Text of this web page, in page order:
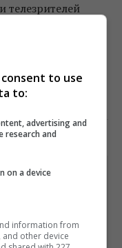
телезрителей
до панянки»
немного
я решила более
тем более что
Twitter
to use
to:
advertising and
research and
on a device
information from
other device